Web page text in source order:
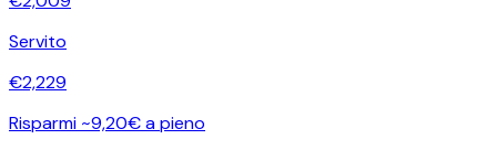
Servito
€2,229
Risparmi ~9,20€ a pieno